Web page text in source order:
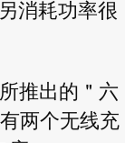
消耗功率很
推出的＂六
两个无线充